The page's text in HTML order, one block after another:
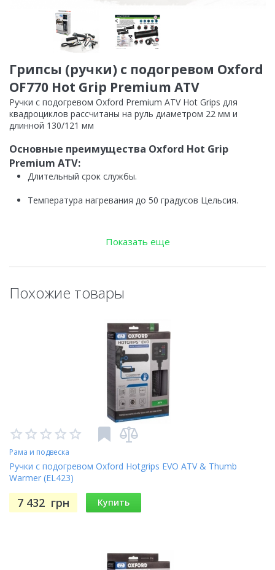
Грипсы (ручки) с подогревом Oxford
OF770 Hot Grip Premium ATV
Ручки с подогревом Oxford Premium ATV Hot Grips для
квадроциклов рассчитаны на руль диаметром 22 мм и
длинной 130/121 мм
Основные преимущества Oxford Hot Grip
Premium ATV:
Длительный срок службы.
Температура нагревания до 50 градусов Цельсия.
Уникальная система адаптации под размеры ручки.
Литая схема проводки является одновременно прочной
Цельная конструкция обеспечивает непревзойденную
производительность и надежность
Дизайн ручек подходит к большинству квадроциклов, и
при возможности могут быть обрезаны.
Водонепроницаемый блок переключения режимов
поставляется в комплекте с монтажным кронштейном.
Мягкая, и ультра цепкая резина обеспечивает
отличное сцепление. Прочная резина отлично
поглощает вибрации и при этом обеспечивает хороший
уровень сцепления..
Показать еще
Похожие товары
Рама и подвеска
Ручки с подогревом Oxford Hotgrips EVO ATV & Thumb
Warmer (EL423)
7 432 грн Купить